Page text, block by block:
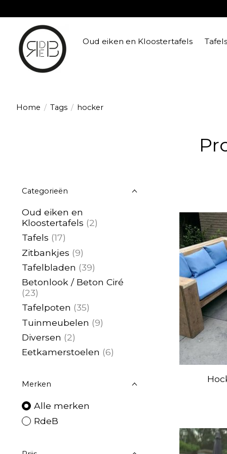
Oud eiken en Kloostertafels
Home / Tags / hocker
Categorieën
Oud eiken en
Kloostertafels (2)
Tafels (17)
Zitbankjes (9)
Tafelbladen (39)
Betonlook / Beton Ciré
(23)
Tafelpoten (35)
Tuinmeubelen (9)
Diversen (2)
Eetkamerstoelen (6)
Merken
Alle merken
RdeB